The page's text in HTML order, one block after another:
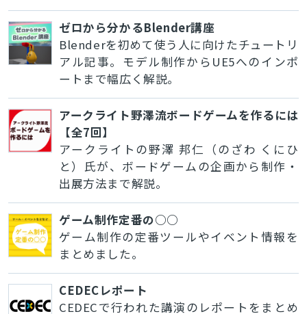
ゼロから分かるBlender講座
Blenderを初めて使う人に向けたチュートリ
アル記事。モデル制作からUE5へのインポ
ートまで幅広く解説。
アークライト野澤流ボードゲームを作るには
【全7回】
アークライトの野澤 邦仁（のざわ くにひ
と）氏が、ボードゲームの企画から制作・
出展方法まで解説。
ゲーム制作定番の○○
ゲーム制作の定番ツールやイベント情報を
まとめました。
CEDECレポート
CEDECで行われた講演のレポートをまとめ